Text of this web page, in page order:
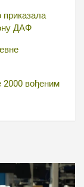
приказала
ДАФ
вођеним